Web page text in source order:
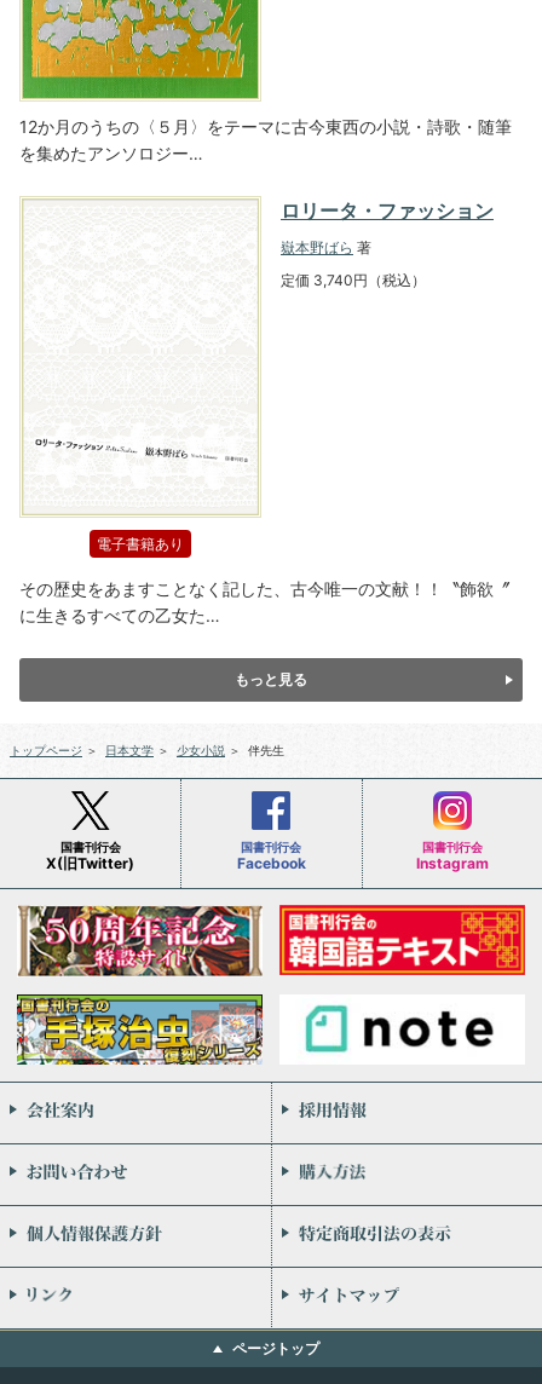
12か月のうちの〈５月〉をテーマに古今東西の小説・詩歌・随筆
を集めたアンソロジー…
電子書籍あり
ロリータ・ファッション
嶽本野ばら 著
定価 3,740円（税込）
その歴史をあますことなく記した、古今唯一の文献！！〝飾欲〞
に生きるすべての乙女た…
もっと見る
トップページ ＞ 日本文学 ＞ 少女小説 ＞ 伴先生
国書刊行会
X(旧Twitter)
国書刊行会
Facebook
国書刊行会
Instagram
会社案内
お問い合わせ
個人情報保護方針
リンク
ページトップ